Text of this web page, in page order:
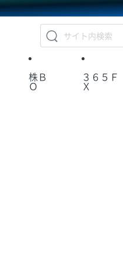
株Ｂ
Ｏ
３６５Ｆ
Ｘ